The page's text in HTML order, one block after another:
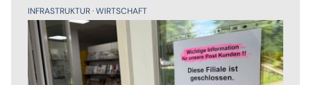
INFRASTRUKTUR WIRTSCHAFT